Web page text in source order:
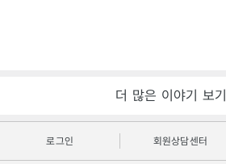
더 많은 이야기 보기
로그인 회원상담센터